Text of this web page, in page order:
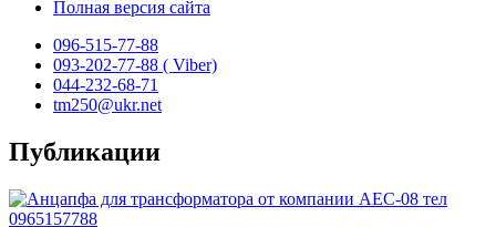
Полная версия сайта
096-515-77-88
093-202-77-88 ( Viber)
044-232-68-71
tm250@ukr.net
Публикации